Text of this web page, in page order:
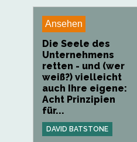
Ansehen
Die Seele des
Unternehmens
retten - und (wer
weiß?) vielleicht
auch Ihre eigene:
Acht Prinzipien
für...
DAVID BATSTONE